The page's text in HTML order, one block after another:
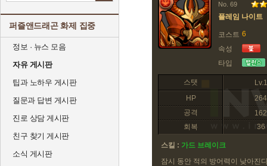
퍼즐앤드래곤 화제 집중
정보 · 뉴스 모음
자유 게시판
팁과 노하우 게시판
질문과 답변 게시판
진로 상담 게시판
친구 찾기 게시판
소식 게시판
No. 69
플레임 나이트
코스트 6
속성
타입
스탯
Lv.1
HP
264
공격
162
회복
36
스킬 : 가드 브레이크
잠시 동안 적의 방어력이 낮아진